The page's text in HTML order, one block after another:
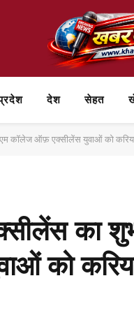
देश सेहत
कॉलेज ऑफ़ एक्सीलेंस युवाओं को करियर
का
को